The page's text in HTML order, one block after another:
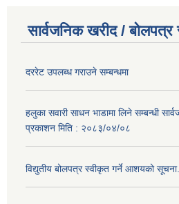
सार्वजनिक खरीद /
दररेट उपलब्ध गराउने सम्बन्धमा
हलुका सवारी साधन भाडामा लिने सम्बन्धी
प्रकाशन मिति : २०८३/०४/०८
विद्युतीय बोलपत्र स्वीकृत गर्ने आशयको